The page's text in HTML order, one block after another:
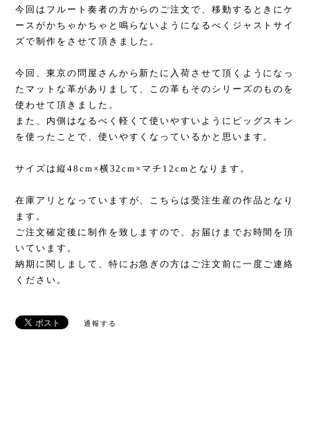
今回はフルート奏者の方からのご注文で、移動するときにケ
ースがかちゃかちゃと鳴らないようになるべくジャストサイ
ズで制作をさせて頂きました。
今回、東京の問屋さんから新たに入荷させて頂くようになっ
たマットな革がありまして、この革もそのシリーズのものを
使わせて頂きました。
また、内側はなるべく軽くて使いやすいようにピッグスキン
を使ったことで、使いやすくなっているかと思います。
サイズは縦48cm×横32cm×マチ12cmとなります。
在庫アリとなっていますが、こちらは受注生産の作品となり
ます。
ご注文確定後に制作を致しますので、お届けまでお時間を頂
いています。
納期に関しまして、特にお急ぎの方はご注文前に一度ご連絡
ください。
通報する